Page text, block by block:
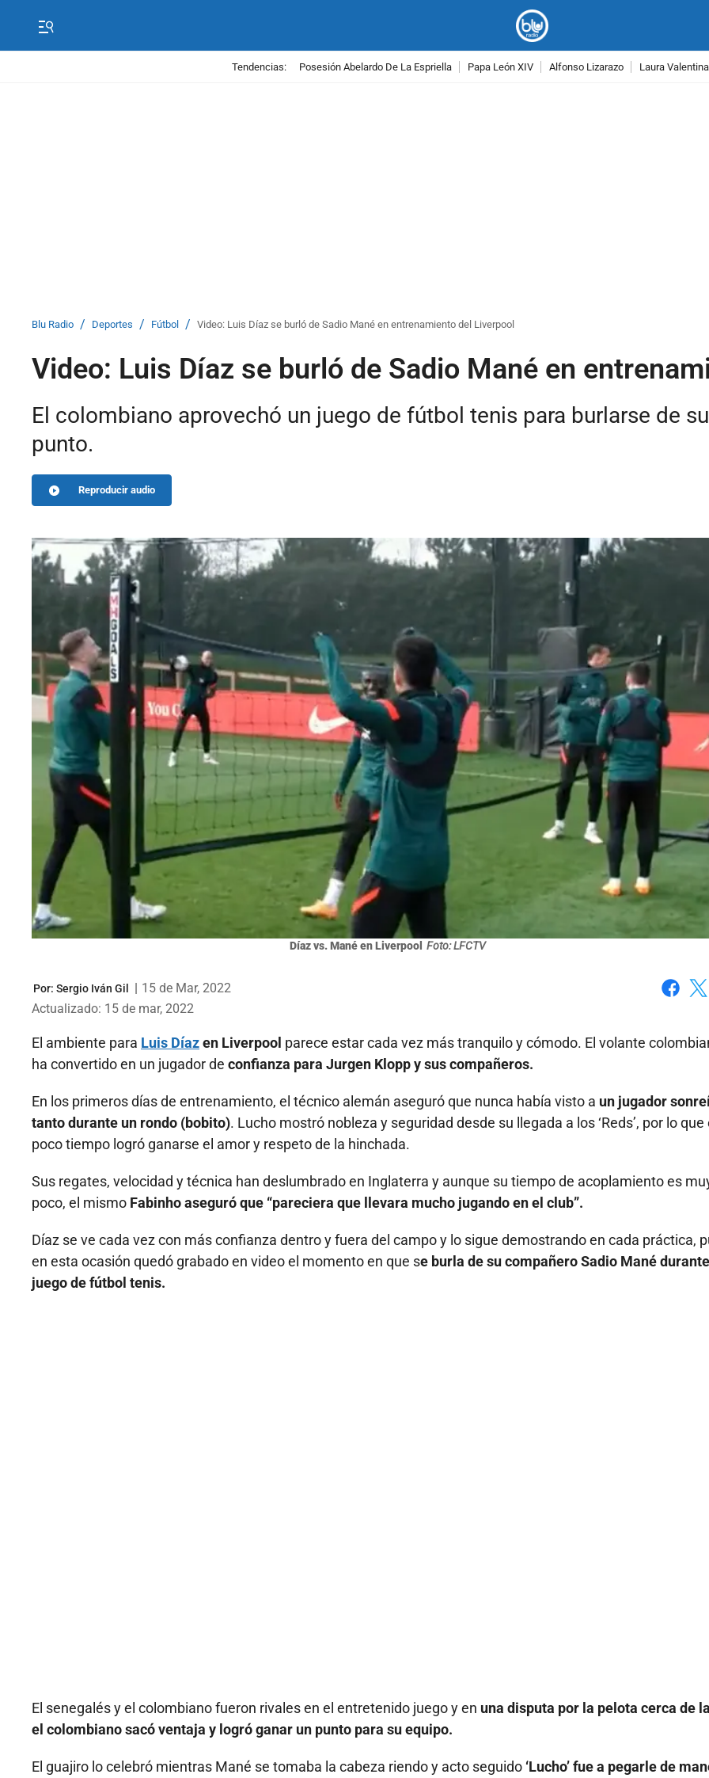
Tendencias: Posesión Abelardo De La Espriella Papa León XIV Alfonso Lizarazo Laura
Blu Radio / Deportes / Fútbol / Video: Luis Díaz se burló de Sadio Mané en entrenamiento del Liverpool
Video: Luis Díaz se burló de Sadio Mané en
El colombiano aprovechó un juego de fútbol tenis para burlarse de
punto.
Reproducir audio
Díaz vs. Mané en Liverpool Foto: LFCTV
Por: Sergio Iván Gil | 15 de Mar, 2022
Actualizado: 15 de mar, 2022
El ambiente para Luis Díazen Liverpool parece estar cada vez más tranquilo y cómodo. El volante
ha convertido en un jugador de confianza para Jurgen Klopp y sus compañeros.
En los primeros días de entrenamiento, el técnico alemán aseguró que nunca había visto a un jugador
tanto durante un rondo (bobito). Lucho mostró nobleza y seguridad desde su llegada a los ‘Reds’, por lo que
poco tiempo logró ganarse el amor y respeto de la hinchada.
Sus regates, velocidad y técnica han deslumbrado en Inglaterra y aunque su tiempo de acoplamiento es
poco, el mismo Fabinho aseguró que “pareciera que llevara mucho jugando en el club”.
Díaz se ve cada vez con más confianza dentro y fuera del campo y lo sigue demostrando en cada práctica,
en esta ocasión quedó grabado en video el momento en que se burla de su compañero Sadio Mané
juego de fútbol tenis.
El senegalés y el colombiano fueron rivales en el entretenido juego y en una disputa por la pelota cerca de
el colombiano sacó ventaja y logró ganar un punto para su equipo.
El guajiro lo celebró mientras Mané se tomaba la cabeza riendo y acto seguido ‘Lucho’ fue a pegarle de